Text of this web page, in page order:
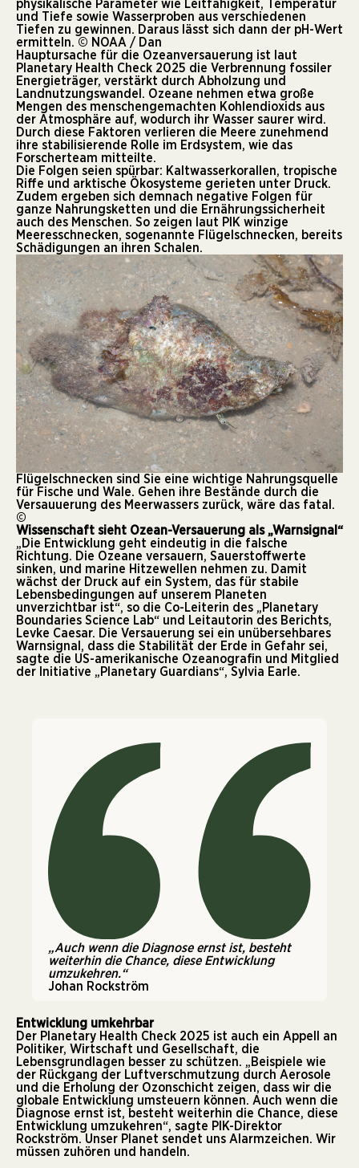
physikalische Parameter wie Leitfähigkeit, Temperatur
und Tiefe sowie Wasserproben aus verschiedenen
Tiefen zu gewinnen. Daraus lässt sich dann der pH-Wert
ermitteln. © NOAA / Dan
Hauptursache für die Ozeanversauerung ist laut
Planetary Health Check 2025 die Verbrennung fossiler
Energieträger, verstärkt durch Abholzung und
Landnutzungswandel. Ozeane nehmen etwa große
Mengen des menschengemachten Kohlendioxids aus
der Atmosphäre auf, wodurch ihr Wasser saurer wird.
Durch diese Faktoren verlieren die Meere zunehmend
ihre stabilisierende Rolle im Erdsystem, wie das
Forscherteam mitteilte.
Die Folgen seien spürbar: Kaltwasserkorallen, tropische
Riffe und arktische Ökosysteme gerieten unter Druck.
Zudem ergeben sich demnach negative Folgen für
ganze Nahrungsketten und die Ernährungssicherheit
auch des Menschen. So zeigen laut PIK winzige
Meeresschnecken, sogenannte Flügelschnecken, bereits
Schädigungen an ihren Schalen.
Flügelschnecken sind Sie eine wichtige Nahrungsquelle
für Fische und Wale. Gehen ihre Bestände durch die
Versauuerung des Meerwassers zurück, wäre das fatal.
©
Wissenschaft sieht Ozean-Versauerung als „Warnsignal“
„Die Entwicklung geht eindeutig in die falsche
Richtung. Die Ozeane versauern, Sauerstoffwerte
sinken, und marine Hitzewellen nehmen zu. Damit
wächst der Druck auf ein System, das für stabile
Lebensbedingungen auf unserem Planeten
unverzichtbar ist“, so die Co-Leiterin des „Planetary
Boundaries Science Lab“ und Leitautorin des Berichts,
Levke Caesar. Die Versauerung sei ein unübersehbares
Warnsignal, dass die Stabilität der Erde in Gefahr sei,
sagte die US-amerikanische Ozeanografin und Mitglied
der Initiative „Planetary Guardians“, Sylvia Earle.
„Auch wenn die Diagnose ernst ist, besteht
weiterhin die Chance, diese Entwicklung
umzukehren.“
Johan Rockström
Entwicklung umkehrbar
Der Planetary Health Check 2025 ist auch ein Appell an
Politiker, Wirtschaft und Gesellschaft, die
Lebensgrundlagen besser zu schützen. „Beispiele wie
der Rückgang der Luftverschmutzung durch Aerosole
und die Erholung der Ozonschicht zeigen, dass wir die
globale Entwicklung umsteuern können. Auch wenn die
Diagnose ernst ist, besteht weiterhin die Chance, diese
Entwicklung umzukehren“, sagte PIK-Direktor
Rockström. Unser Planet sendet uns Alarmzeichen. Wir
müssen zuhören und handeln.